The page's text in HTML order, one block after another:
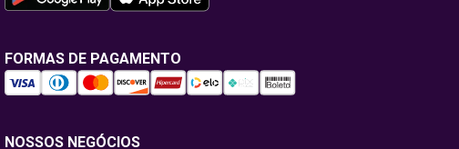
FORMAS DE PAGAMENTO
NOSSOS NEGÓCIOS